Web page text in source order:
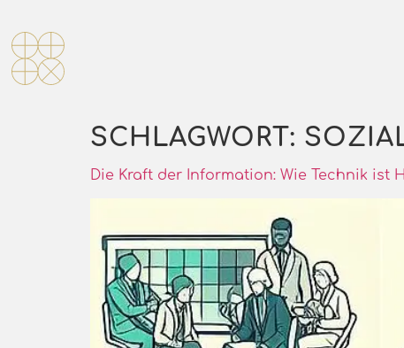
SCHLAGWORT:
Die Kraft der Information: Wie Technik ist